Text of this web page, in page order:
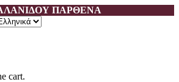
ΠΑΡΘΕΝΑ
cart.